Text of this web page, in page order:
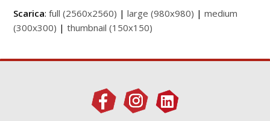
Scarica:full (2560x2560) |large (980x980) |medium
(300x300) |thumbnail (150x150)